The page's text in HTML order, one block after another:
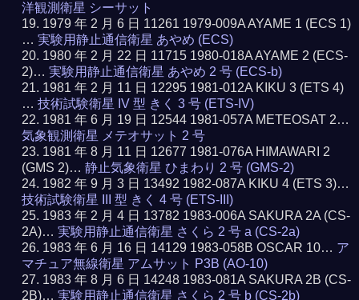
洋観測衛星 シーサット
1979 年 2 月 6 日 11261 1979-009A AYAME 1 (ECS 1)
…実験用静止通信衛星 あやめ (ECS)
1980 年 2 月 22 日 11715 1980-018A AYAME 2 (ECS-
2)…実験用静止通信衛星 あやめ 2 号 (ECS-b)
1981 年 2 月 11 日 12295 1981-012A KIKU 3 (ETS 4)
…技術試験衛星 IV 型 きく 3 号 (ETS-IV)
1981 年 6 月 19 日 12544 1981-057A METEOSAT 2…
気象観測衛星 メテオサット 2 号
1981 年 8 月 11 日 12677 1981-076A HIMAWARI 2
(GMS 2)…静止気象衛星 ひまわり 2 号 (GMS-2)
1982 年 9 月 3 日 13492 1982-087A KIKU 4 (ETS 3)…
技術試験衛星 III 型 きく 4 号 (ETS-III)
1983 年 2 月 4 日 13782 1983-006A SAKURA 2A (CS-
2A)…実験用静止通信衛星 さくら 2 号 a (CS-2a)
1983 年 6 月 16 日 14129 1983-058B OSCAR 10… ア
マチュア無線衛星 アムサット P3B (AO-10)
1983 年 8 月 6 日 14248 1983-081A SAKURA 2B (CS-
2B)…実験用静止通信衛星 さくら 2 号 b (CS-2b)